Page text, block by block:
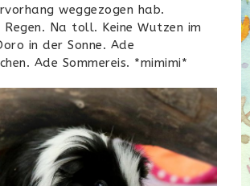
weggezogen hab.
Regen. Na toll. Keine Wutzen im
in der Sonne. Ade
Ade Sommereis. *mimimi*